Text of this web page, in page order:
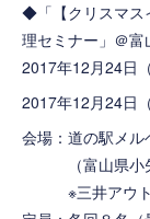
◆「 【クリスマ
理セミナー」＠
2017年12月24日
2017年12月24日
会場： 道の駅メル
（富山県小矢
※三井アウト